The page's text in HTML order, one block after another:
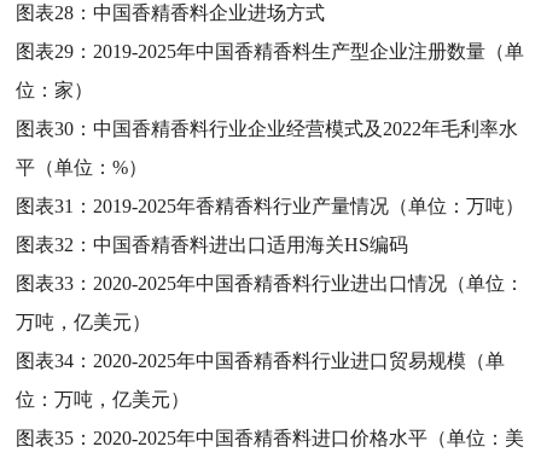
图表28：中国香精香料企业进场方式
图表29： 2019-2025年中国香精香料生产型企业注册数量（单
位：家）
图表30：中国香精香料行业企业经营模式及2022年毛利率水
平（单位：%）
图表31： 2019-2025年香精香料行业产量情况（单位：万吨）
图表32：中国香精香料进出口适用海关HS编码
图表33： 2020-2025年中国香精香料行业进出口情况（单位：
万吨，亿美元）
图表34： 2020-2025年中国香精香料行业进口贸易规模（单
位：万吨，亿美元）
图表35： 2020-2025年中国香精香料进口价格水平（单位：美